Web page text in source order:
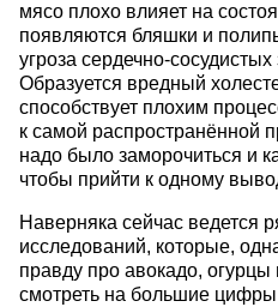
мясо плохо влияет на
появляются бляшки и
угроза сердечно-
Образуется вредный
способствует плохим
к самой распространённой
надо было заморочиться и
чтобы прийти к одному
Наверняка сейчас ведется
исследований, которые,
правду про авокадо, огурцы
смотреть на большие